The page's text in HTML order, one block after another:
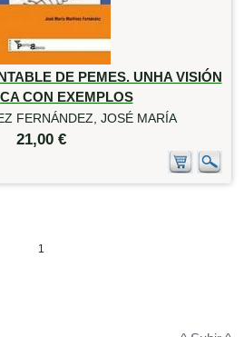
DE PEMES. UNHA VISIÓN
CON EXEMPLOS
FERNÁNDEZ, JOSÉ MARÍA
21,00 €
1